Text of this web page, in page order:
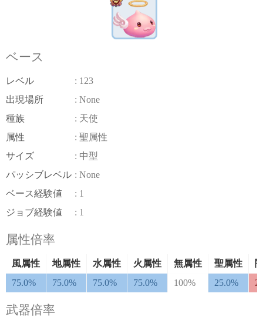
ベース
レベル
: 123
出現場所
: None
種族
: 天使
属性
: 聖属性
サイズ
: 中型
パッシブレベル : None
ベース経験値
: 1
ジョブ経験値
: 1
属性倍率
風属性 地属性 水属性 火属性 無属性 聖属性
75.0%
75.0% 75.0% 75.0% 100% 25.0%
武器倍率